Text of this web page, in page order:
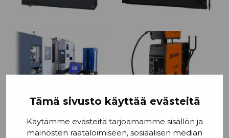
Tämä sivusto käyttää evästeitä
Käytämme evästeitä tarjoamamme sisällön ja
mainosten räätälöimiseen, sosiaalisen median